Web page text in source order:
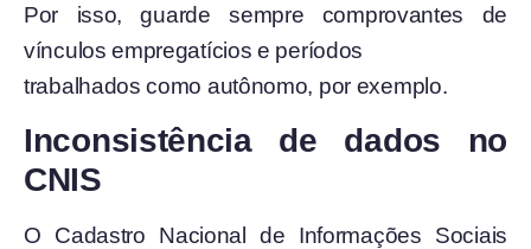
Por isso, guarde sempre comprovantes de
vínculos empregatícios e períodos
trabalhados como autônomo, por exemplo.
Inconsistência de dados no
CNIS
O Cadastro Nacional de Informações Sociais